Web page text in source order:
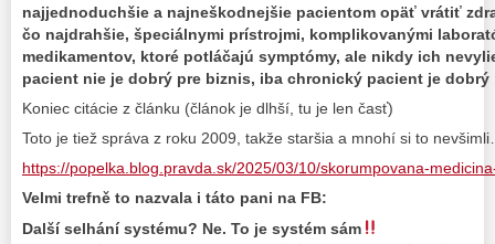
najjednoduchšie a najneškodnejšie pacientom opäť vrátiť
čo najdrahšie, špeciálnymi prístrojmi, komplikovanými
medikamentov, ktoré potláčajú symptómy, ale nikdy ich
pacient nie je dobrý pre biznis, iba chronický pacient je dobrý
Koniec citácie z článku (článok je dlhší, tu je len časť)
Toto je tiež správa z roku 2009, takže staršia a mnohí si to
https://popelka.blog.pravda.sk/2025/03/10/skorumpovana-
Velmi trefně to nazvala i táto pani na FB:
Další selhání systému? Ne. To je systém sám